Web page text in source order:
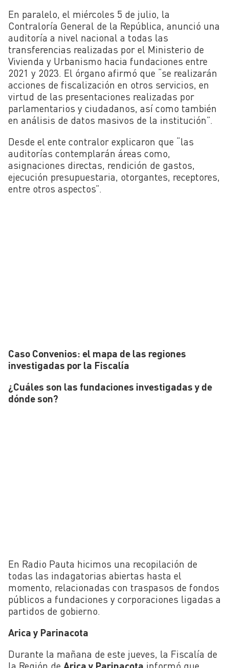
En paralelo, el miércoles 5 de julio, la
Contraloría General de la República, anunció una
auditoría a nivel nacional a todas las
transferencias realizadas por el Ministerio de
Vivienda y Urbanismo hacia fundaciones entre
2021 y 2023. El órgano afirmó que “se realizarán
acciones de fiscalización en otros servicios, en
virtud de las presentaciones realizadas por
parlamentarios y ciudadanos, así como también
en análisis de datos masivos de la institución”.
Desde el ente contralor explicaron que “las
auditorías contemplarán áreas como,
asignaciones directas, rendición de gastos,
ejecución presupuestaria, otorgantes, receptores,
entre otros aspectos”.
Caso Convenios: el mapa de las regiones
investigadas por la Fiscalía
¿Cuáles son las fundaciones investigadas y de
dónde son?
En Radio Pauta hicimos una recopilación de
todas las indagatorias abiertas hasta el
momento, relacionadas con traspasos de fondos
públicos a fundaciones y corporaciones ligadas a
partidos de gobierno.
Arica y Parinacota
Durante la mañana de este jueves, la Fiscalía de